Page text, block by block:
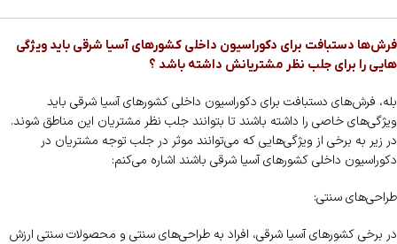
فرش‌ها دستبافت برای دکوراسیون داخلی کشورهای آسیا شرقی باید ویژگی
هایی را برای جلب نظر مشتریانش داشته باشد ؟
بله، فرش‌های دستبافت برای دکوراسیون داخلی کشورهای آسیا شرقی باید
ویژگی‌های خاصی را داشته باشند تا بتوانند جلب نظر مشتریان این مناطق شوند.
در زیر به برخی از ویژگی‌هایی که می‌توانند موثر در جلب توجه مشتریان در
دکوراسیون داخلی کشورهای آسیا شرقی باشند اشاره می‌کنم:
طراحی‌های سنتی:
در برخی کشورهای آسیا شرقی، افراد به طراحی‌های سنتی و محصولات سنتی ارزش